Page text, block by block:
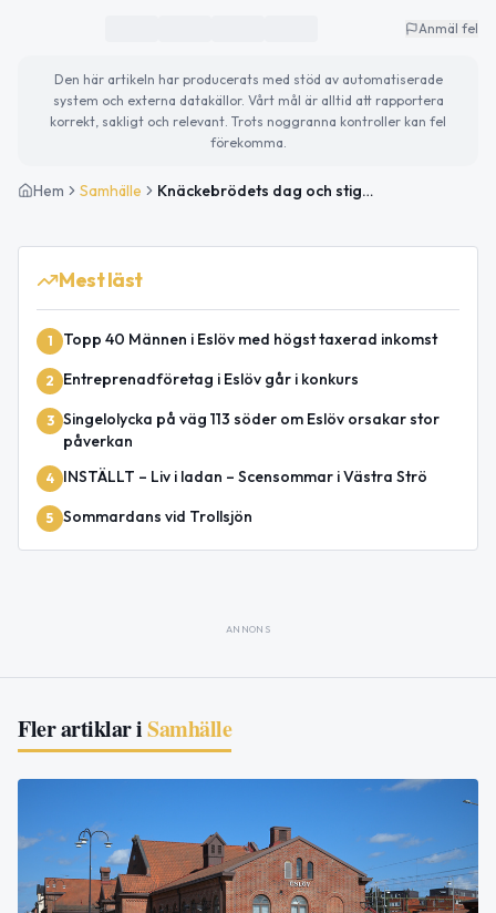
Anmäl fel
Den här artikeln har producerats med stöd av automatiserade
system och externa datakällor. Vårt mål är alltid att rapportera
korrekt, sakligt och relevant. Trots noggranna kontroller kan fel
förekomma.
Hem Samhälle Knäckebrödets dag och stigande elpriser – det händer idag
Mest läst
1 Topp 40 Männen i Eslöv med högst taxerad inkomst
2 Entreprenadföretag i Eslöv går i konkurs
3 Singelolycka på väg 113 söder om Eslöv orsakar stor
påverkan
4 INSTÄLLT – Liv i ladan – Scensommar i Västra Strö
5 Sommardans vid Trollsjön
ANNONS
Fler artiklar iSamhälle